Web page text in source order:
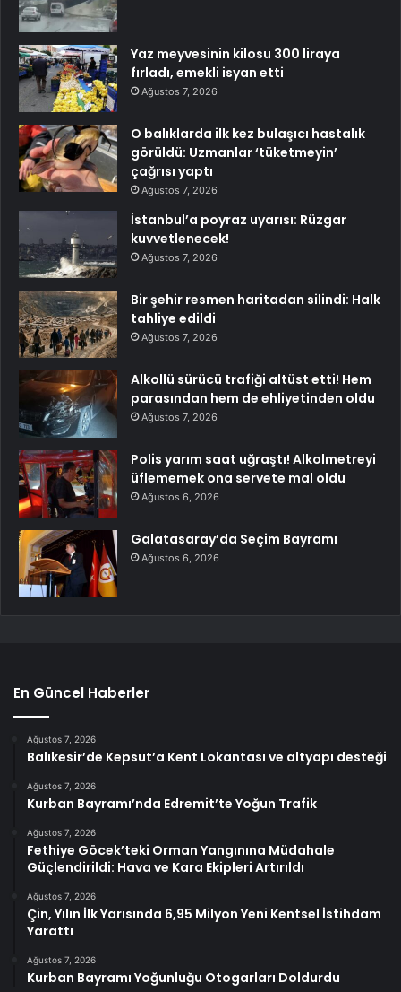
Yaz meyvesinin kilosu 300 liraya
fırladı, emekli isyan etti
Ağustos 7, 2026
O balıklarda ilk kez bulaşıcı hastalık
görüldü: Uzmanlar ‘tüketmeyin’
çağrısı yaptı
Ağustos 7, 2026
İstanbul’a poyraz uyarısı: Rüzgar
kuvvetlenecek!
Ağustos 7, 2026
Bir şehir resmen haritadan silindi: Halk
tahliye edildi
Ağustos 7, 2026
Alkollü sürücü trafiği altüst etti! Hem
parasından hem de ehliyetinden oldu
Ağustos 7, 2026
Polis yarım saat uğraştı! Alkolmetreyi
üflememek ona servete mal oldu
Ağustos 6, 2026
Galatasaray’da Seçim Bayramı
Ağustos 6, 2026
En Güncel Haberler
Ağustos 7, 2026
Balıkesir’de Kepsut’a Kent Lokantası ve altyapı desteği
Ağustos 7, 2026
Kurban Bayramı’nda Edremit’te Yoğun Trafik
Ağustos 7, 2026
Fethiye Göcek’teki Orman Yangınına Müdahale
Güçlendirildi: Hava ve Kara Ekipleri Artırıldı
Ağustos 7, 2026
Çin, Yılın İlk Yarısında 6,95 Milyon Yeni Kentsel İstihdam
Yarattı
Ağustos 7, 2026
Kurban Bayramı Yoğunluğu Otogarları Doldurdu